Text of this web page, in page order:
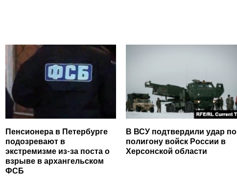
Пенсионера в Петербурге
подозревают в
экстремизме из-за поста о
взрыве в архангельском
ФСБ
В ВСУ подтвердили удар по
полигону войск России в
Херсонской области